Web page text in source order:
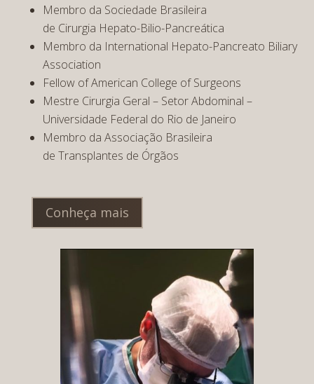
Membro da Sociedade Brasileira
de Cirurgia Hepato-Bilio-Pancreática
Membro da International Hepato-Pancreato Biliary
Association
Fellow of American College of Surgeons
Mestre Cirurgia Geral – Setor Abdominal –
Universidade Federal do Rio de Janeiro
Membro da Associação Brasileira
de Transplantes de Órgãos
Conheça mais